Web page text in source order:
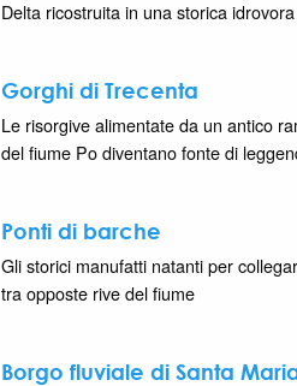
Delta ricostruita in una storica idrovora
Gorghi di Trecenta
Le risorgive alimentate da un antico
del fiume Po diventano fonte di
Ponti di barche
Gli storici manufatti natanti per
tra opposte rive del fiume
Borgo fluviale di Santa